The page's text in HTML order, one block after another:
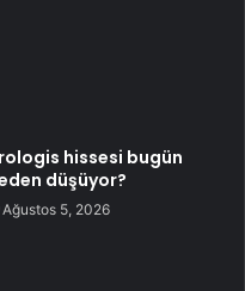
hissesi bugün
düşüyor?
Ağustos 5, 2026